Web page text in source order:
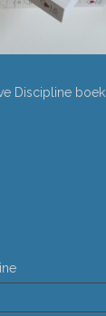
Discipline boek